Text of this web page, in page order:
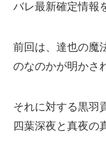
バレ最新確定情報
前回は、達也の魔
のなのかが明かさ
それに対する黒羽
四葉深夜と真夜の